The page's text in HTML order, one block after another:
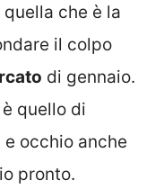
che è la
il colpo
di gennaio.
quello di
occhio anche
pronto.